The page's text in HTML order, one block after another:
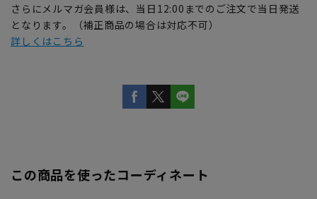
さらにメルマガ会員様は、当日12:00までのご注文で当日発送
となります。（補正商品の場合は対応不可）
詳しくはこちら
この商品を使ったコーディネート